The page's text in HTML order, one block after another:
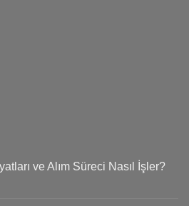
ve Alım Süreci Nasıl İşler?